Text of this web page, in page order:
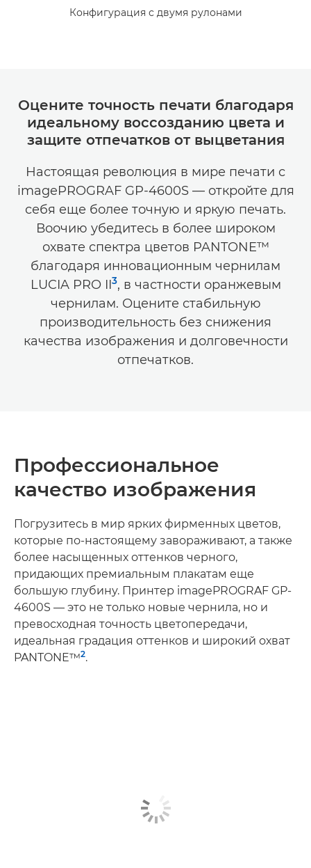
Конфигурация с двумя рулонами
Оцените точность печати благодаря
идеальному воссозданию цвета и
защите отпечатков от выцветания
Настоящая революция в мире печати с
imagePROGRAF GP-4600S — откройте для
себя еще более точную и яркую печать.
Воочию убедитесь в более широком
охвате спектра цветов PANTONE™
благодаря инновационным чернилам
LUCIA PRO II3, в частности оранжевым
чернилам. Оцените стабильную
производительность без снижения
качества изображения и долговечности
отпечатков.
Профессиональное
качество изображения
Погрузитесь в мир ярких фирменных цветов,
которые по-настоящему завораживают, а также
более насыщенных оттенков черного,
придающих премиальным плакатам еще
большую глубину. Принтер imagePROGRAF GP-
4600S — это не только новые чернила, но и
превосходная точность цветопередачи,
идеальная градация оттенков и широкий охват
PANTONE™2.